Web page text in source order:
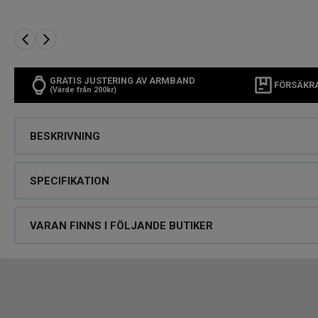
GRATIS JUSTERING AV ARMBAND
(Värde från 200kr)
BESKRIVNING
SPECIFIKATION
VARAN FINNS I FÖLJANDE BUTIKER